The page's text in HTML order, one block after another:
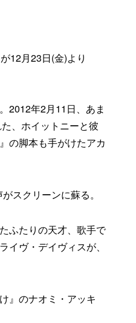
12月23日(金)より
2012年2月11日、あま
、ホイットニーと彼
の脚本も手がけたアカ
スクリーンに蘇る。
ふたりの天才、歌手で
ヴ・デイヴィスが、
』のナオミ・アッキ